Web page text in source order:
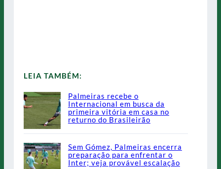
LEIA TAMBÉM:
Palmeiras recebe o
Internacional em busca da
primeira vitória em casa no
returno do Brasileirão
Sem Gómez, Palmeiras encerra
preparação para enfrentar o
Inter; veja provável escalação